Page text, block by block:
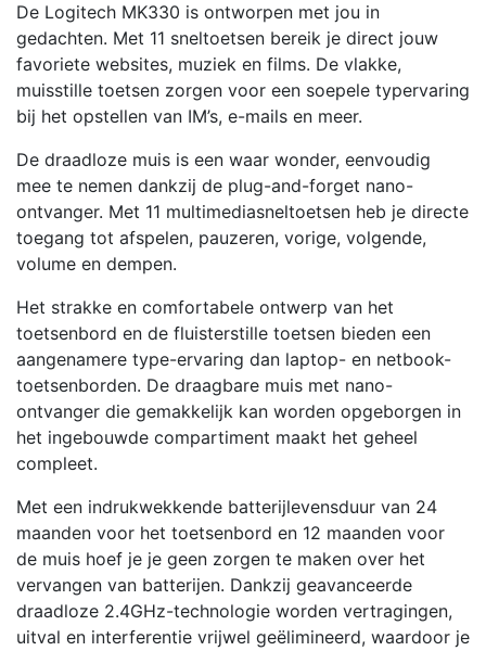
De Logitech MK330 is ontworpen met jou in
gedachten. Met 11 sneltoetsen bereik je direct jouw
favoriete websites, muziek en films. De vlakke,
muisstille toetsen zorgen voor een soepele typervaring
bij het opstellen van IM’s, e-mails en meer.
De draadloze muis is een waar wonder, eenvoudig
mee te nemen dankzij de plug-and-forget nano-
ontvanger. Met 11 multimediasneltoetsen heb je directe
toegang tot afspelen, pauzeren, vorige, volgende,
volume en dempen.
Het strakke en comfortabele ontwerp van het
toetsenbord en de fluisterstille toetsen bieden een
aangenamere type-ervaring dan laptop- en netbook-
toetsenborden. De draagbare muis met nano-
ontvanger die gemakkelijk kan worden opgeborgen in
het ingebouwde compartiment maakt het geheel
compleet.
Met een indrukwekkende batterijlevensduur van 24
maanden voor het toetsenbord en 12 maanden voor
de muis hoef je je geen zorgen te maken over het
vervangen van batterijen. Dankzij geavanceerde
draadloze 2.4GHz-technologie worden vertragingen,
uitval en interferentie vrijwel geëlimineerd, waardoor je